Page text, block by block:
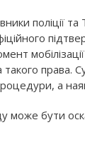
поліції
права.
а
може бути